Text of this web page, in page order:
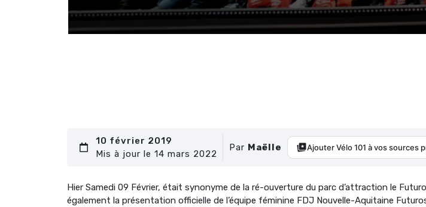
10 février 2019
Mis à jour le 14 mars 2022
Par Maëlle Ajouter Vélo 101 à vos sources
Hier Samedi 09 Février, était synonyme de la ré-ouverture du parc d’attraction le
également la présentation officielle de l’équipe féminine FDJ Nouvelle-Aquitaine